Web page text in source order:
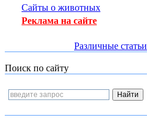
Сайты о животных
Реклама на сайте
Различные статьи
Поиск по сайту